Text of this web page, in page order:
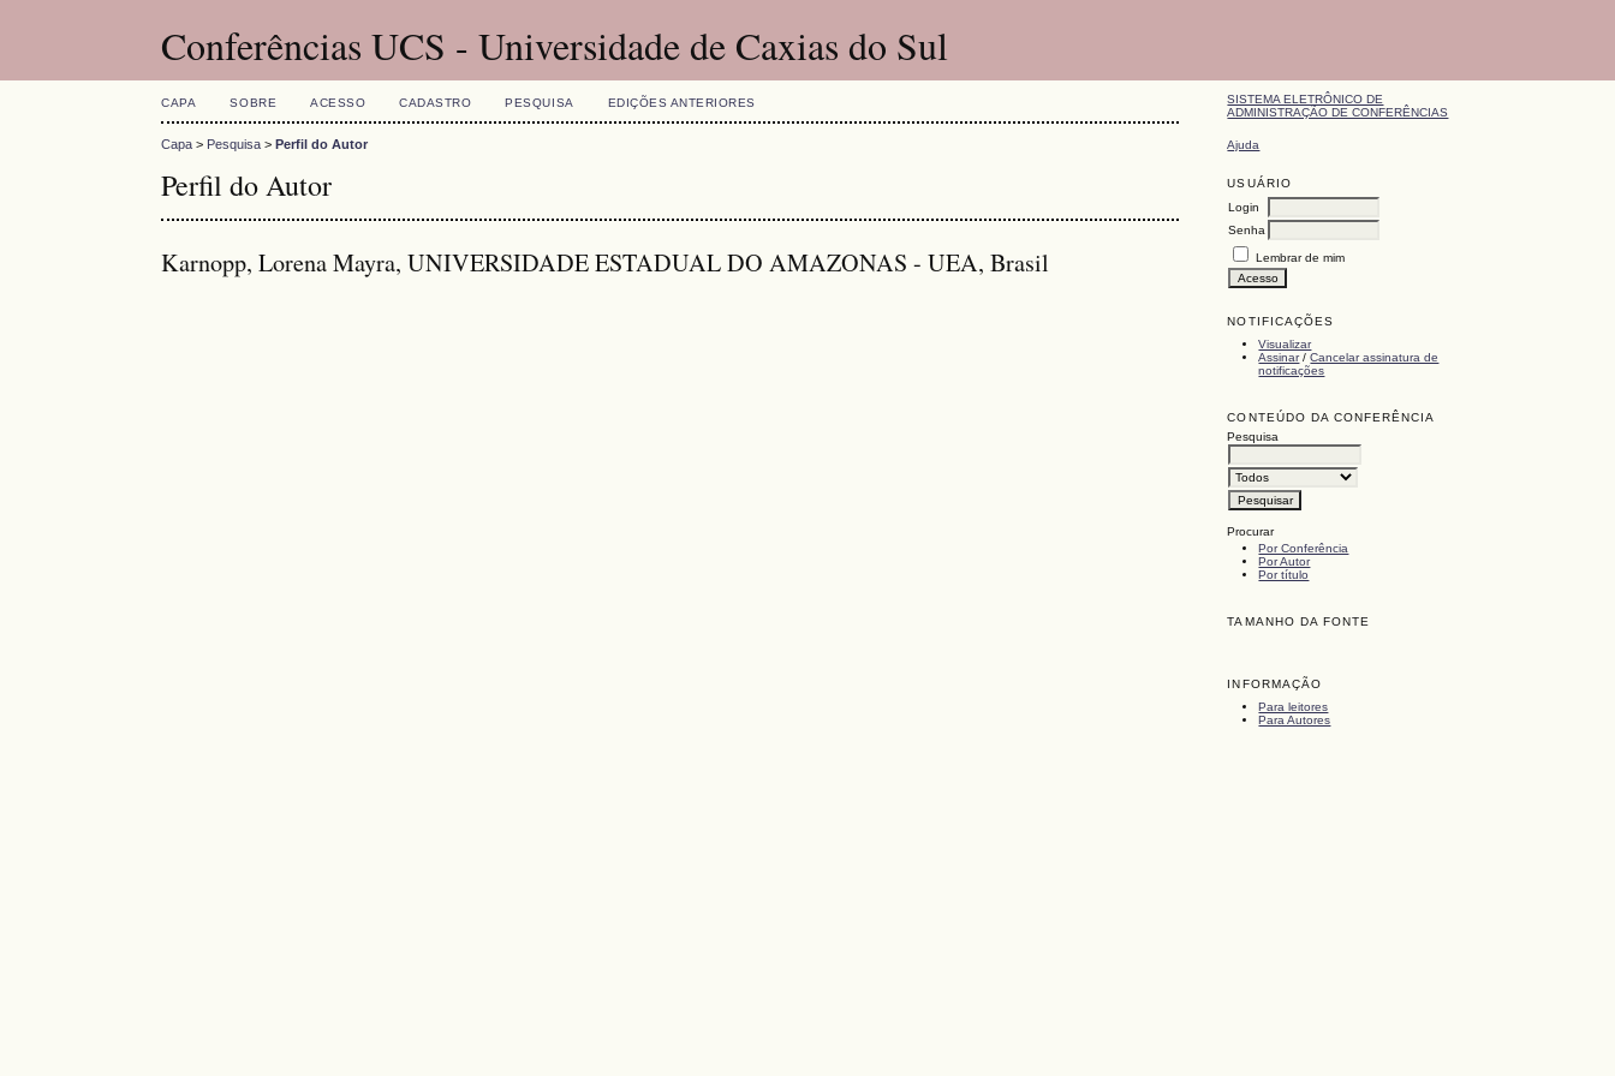
Conferências UCS - Universidade de Caxias do Sul
SISTEMA ELETRÔNICO DE
ADMINISTRAÇÃO DE CONFERÊNCIAS
Ajuda
USUÁRIO
Login
Senha
Lembrar de mim
NOTIFICAÇÕES
Visualizar
Assinar/Cancelar assinatura de
notificações
CONTEÚDO DA CONFERÊNCIA
Pesquisa
Procurar
Por Conferência
Por Autor
Por título
TAMANHO DA FONTE
INFORMAÇÃO
Para leitores
Para Autores
CAPA SOBRE ACESSO CADASTRO PESQUISA EDIÇÕES ANTERIORES
Capa > Pesquisa >Perfil do Autor
Perfil do Autor
Karnopp, Lorena Mayra, UNIVERSIDADE ESTADUAL DO AMAZONAS - UEA, Brasil